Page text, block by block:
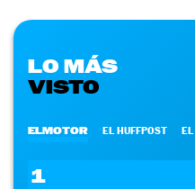
LO MÁS
VISTO
ELMOTOR EL HUFFPOST
1